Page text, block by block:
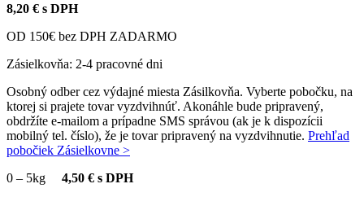
8,20 € s DPH
OD 150€ bez DPH ZADARMO
Zásielkovňa: 2-4 pracovné dni
Osobný odber cez výdajné miesta Zásilkovňa. Vyberte pobočku, na
ktorej si prajete tovar vyzdvihnúť. Akonáhle bude pripravený,
obdržíte e-mailom a prípadne SMS správou (ak je k dispozícii
mobilný tel. číslo), že je tovar pripravený na vyzdvihnutie. Prehľad
pobočiek Zásielkovne >
0 – 5kg 4,50 € s DPH